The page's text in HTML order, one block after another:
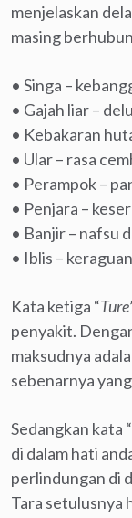
menjelaskan
masing
• Singa –
• Gajah liar –
• Kebakaran
• Ular – rasa
• Perampok –
• Penjara –
• Banjir – nafsu
• Iblis –
Kata ketiga “Ture
penyakit.
maksudnya
sebenarnya
Sedangkan kata “
di dalam hati
perlindungan di
Tara setulusnya